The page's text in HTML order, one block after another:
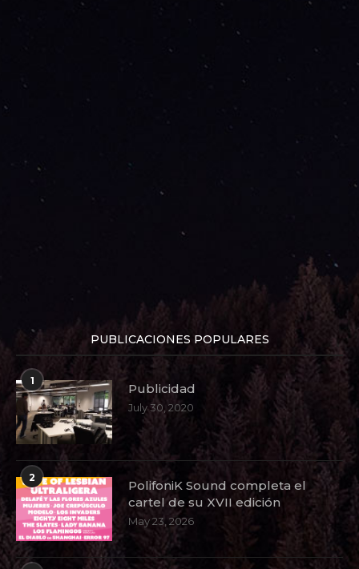
PUBLICACIONES POPULARES
1
Publicidad
July 30, 2020
2
PolifoniK Sound completa el
cartel de su XVII edición
May 23, 2026